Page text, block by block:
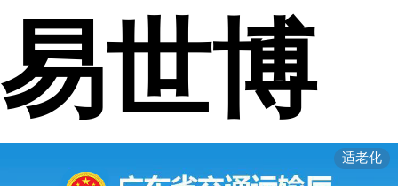
易世博
适老化